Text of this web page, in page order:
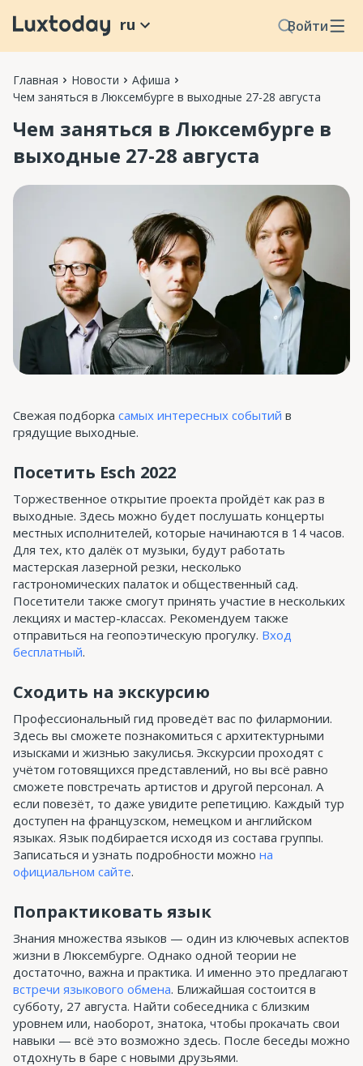
Войти
ru
Главная Новости
Афиша
Чем заняться в Люксембурге в выходные 27-28 августа
Чем заняться в Люксембурге в
выходные 27-28 августа
Свежая подборка самых интересных событий в
грядущие выходные.
Посетить Esch 2022
Торжественное открытие проекта пройдёт как раз в
выходные. Здесь можно будет послушать концерты
местных исполнителей, которые начинаются в 14 часов.
Для тех, кто далёк от музыки, будут работать
мастерская лазерной резки, несколько
гастрономических палаток и общественный сад.
Посетители также смогут принять участие в нескольких
лекциях и мастер-классах. Рекомендуем также
отправиться на геопоэтическую прогулку. Вход
бесплатный.
Сходить на экскурсию
Профессиональный гид проведёт вас по филармонии.
Здесь вы сможете познакомиться с архитектурными
изысками и жизнью закулисья. Экскурсии проходят с
учётом готовящихся представлений, но вы всё равно
сможете повстречать артистов и другой персонал. А
если повезёт, то даже увидите репетицию. Каждый тур
доступен на французском, немецком и английском
языках. Язык подбирается исходя из состава группы.
Записаться и узнать подробности можно на
официальном сайте.
Попрактиковать язык
Знания множества языков — один из ключевых аспектов
жизни в Люксембурге. Однако одной теории не
достаточно, важна и практика. И именно это предлагают
встречи языкового обмена. Ближайшая состоится в
субботу, 27 августа. Найти собеседника с близким
уровнем или, наоборот, знатока, чтобы прокачать свои
навыки — всё это возможно здесь. После беседы можно
отдохнуть в баре с новыми друзьями.